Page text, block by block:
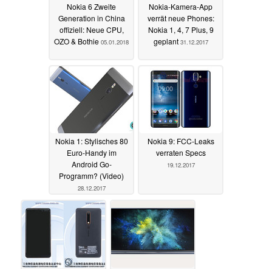
Nokia 6 Zweite
Generation in China
offiziell: Neue CPU,
OZO & Bothie 05.01.2018
Nokia-Kamera-App
verrät neue Phones:
Nokia 1, 4, 7 Plus, 9
geplant 31.12.2017
Nokia 1: Stylisches 80
Euro-Handy im
Android Go-
Programm? (Video)
28.12.2017
Nokia 9: FCC-Leaks
verraten Specs
19.12.2017